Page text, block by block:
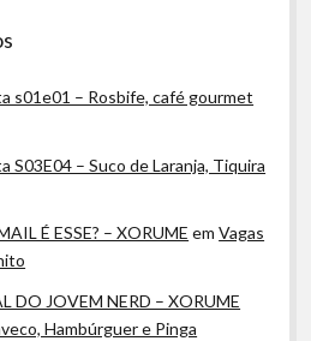
s01e01 – Rosbife, café gourmet
S03E04 – Suco de Laranja, Tiquira
É ESSE? – XORUME emVagas
DO JOVEM NERD – XORUME
Hambúrguer e Pinga